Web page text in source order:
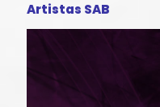
Artistas SAB